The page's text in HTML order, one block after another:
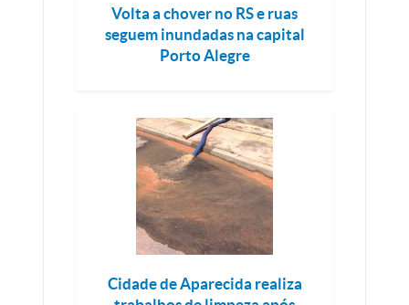
Volta a chover no RS e ruas
seguem inundadas na capital
Porto Alegre
Cidade de Aparecida realiza